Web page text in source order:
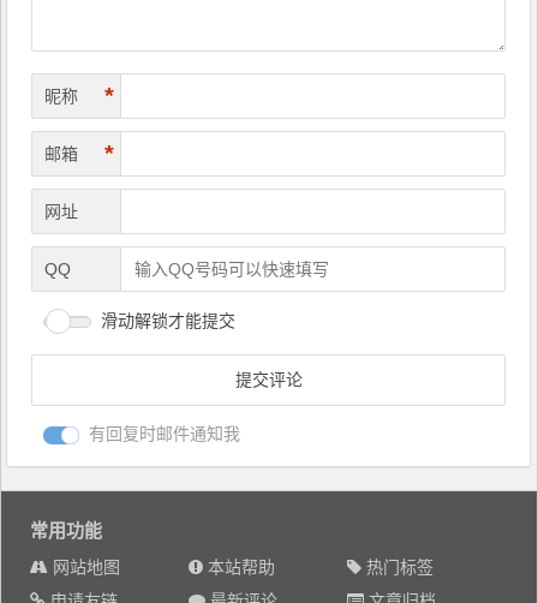
昵称 *
邮箱 *
网址
QQ
滑动解锁才能提交
有回复时邮件通知我
常用功能
网站地图 本站帮助
热门标签